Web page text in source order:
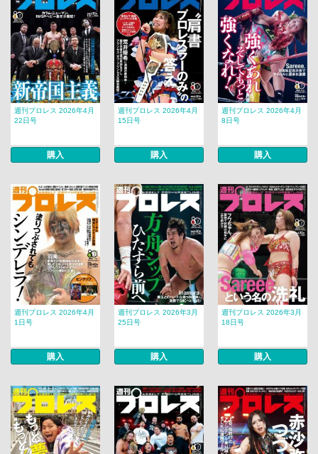
週刊プロレス 2026年4月
22日号
購入
週刊プロレス 2026年4月
15日号
購入
週刊プロレス 2026年4月
8日号
購入
週刊プロレス 2026年4月
1日号
購入
週刊プロレス 2026年3月
25日号
購入
週刊プロレス 2026年3月
18日号
購入